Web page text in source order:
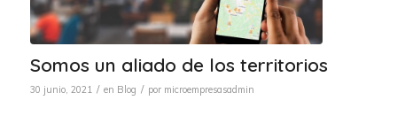
Somos un aliado de los territorios
30 junio, 2021 / en Blog / por microempresasadmin